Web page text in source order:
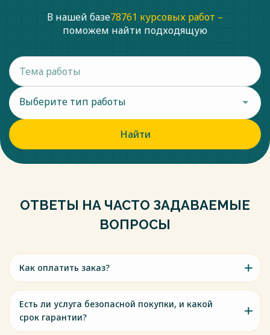
В нашей базе78761 курсовых работ –
поможем найти подходящую
Выберите тип работы
Найти
ОТВЕТЫ НА ЧАСТО ЗАДАВАЕМЫЕ
ВОПРОСЫ
Как оплатить заказ?
Есть ли услуга безопасной покупки, и какой
срок гарантии?